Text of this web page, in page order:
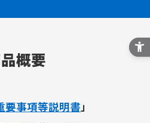
概要
要事項等説明書」